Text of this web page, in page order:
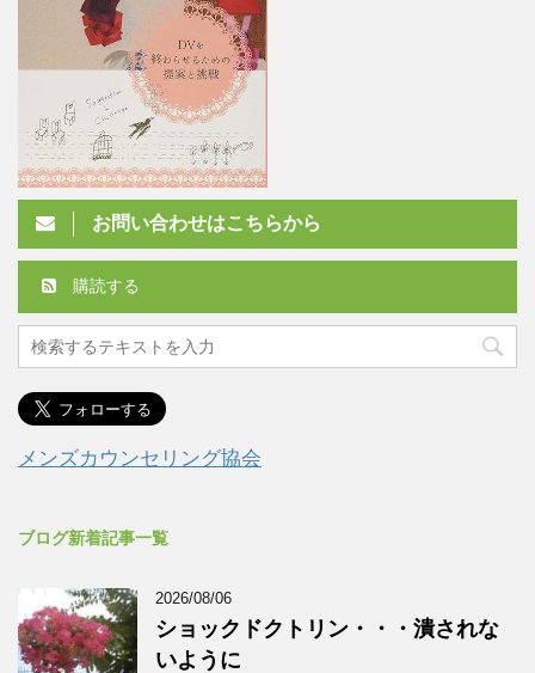
お問い合わせはこちらから
購読する
メンズカウンセリング協会
ブログ新着記事一覧
2026/08/06
ショックドクトリン・・・潰されな
いように